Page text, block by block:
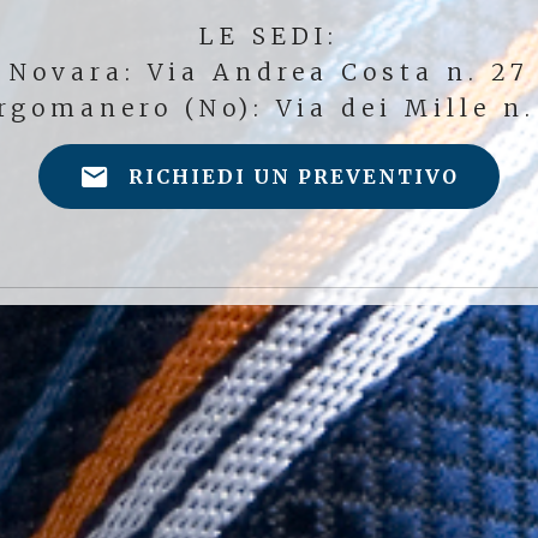
LE SEDI:
Novara: Via Andrea Costa n. 27
(No): Via dei Mille n.
RICHIEDI UN PREVENTIVO